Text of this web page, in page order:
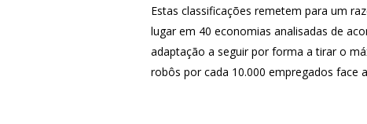
Estas classificações remetem para um
lugar em 40 economias analisadas de
adaptação a seguir por forma a tirar o
robôs por cada 10.000 empregados face